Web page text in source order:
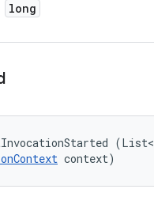
long
(List<
context)